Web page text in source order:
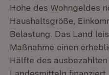
Höhe des Wohngeldes
Haushaltsgröße,
Belastung. Das Land
Maßnahme einen
Hälfte des